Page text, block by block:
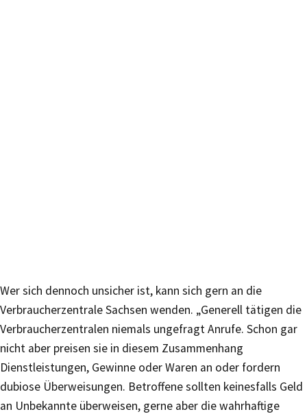
Wer sich dennoch unsicher ist, kann sich gern an die
Verbraucherzentrale Sachsen wenden. „Generell tätigen die
Verbraucherzentralen niemals ungefragt Anrufe. Schon gar
nicht aber preisen sie in diesem Zusammenhang
Dienstleistungen, Gewinne oder Waren an oder fordern
dubiose Überweisungen. Betroffene sollten keinesfalls Geld
an Unbekannte überweisen, gerne aber die wahrhaftige